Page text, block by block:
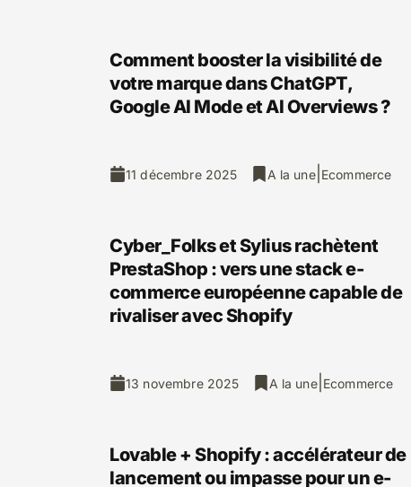
Comment booster la visibilité de
votre marque dans ChatGPT,
Google AI Mode et AI Overviews ?
11 décembre 2025 A la une| Ecommerce
Cyber_Folks et Sylius rachètent
PrestaShop : vers une stack e-
commerce européenne capable de
rivaliser avec Shopify
13 novembre 2025 A la une| Ecommerce
Lovable + Shopify : accélérateur de
lancement ou impasse pour un e-